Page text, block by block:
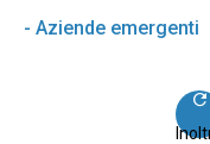
- Aziende emergenti